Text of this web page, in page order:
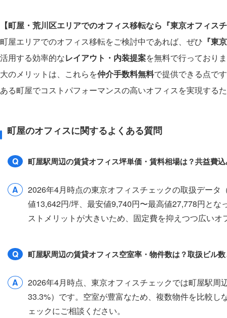
【町屋・荒川区エリアでのオフィス移転なら『東京オフィス
町屋エリアでのオフィス移転をご検討中であれば、ぜひ 『東
活用する効率的なレイアウト・内装提案を無料で行っており
大のメリットは、これらを仲介手数料無料で提供できる点で
ある町屋でコストパフォーマンスの高いオフィスを実現する
町屋のオフィスに関するよくある質問
Q 町屋駅周辺の賃貸オフィス坪単価・賃料相場は？共益費
A
2026年4月時点の東京オフィスチェックの取扱デー
値13,642円/坪、最安値9,740円〜最高値27,778円と
ストメリットが大きいため、固定費を抑えつつ広い
Q 町屋駅周辺の賃貸オフィス空室率・物件数は？取扱ビル
A
2026年4月時点、東京オフィスチェックでは町屋駅
33.3%）です。空室が豊富なため、複数物件を比較
ェックにご相談ください。